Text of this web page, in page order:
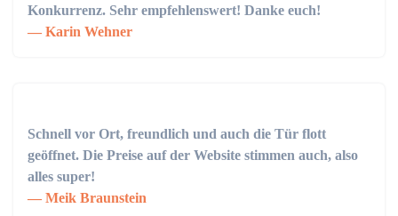
Konkurrenz. Sehr empfehlenswert! Danke euch!
Karin Wehner
Schnell vor Ort, freundlich und auch die Tür flott
geöffnet. Die Preise auf der Website stimmen auch, also
alles super!
Meik Braunstein